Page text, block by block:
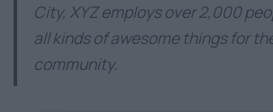
City, XYZ employs over 2,000
all kinds of awesome things for
community.